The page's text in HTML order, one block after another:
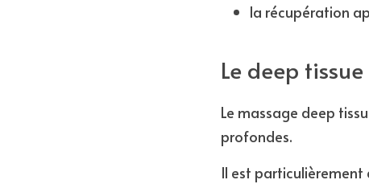
la récupération
Le deep tissue
Le massage deep
profondes.
Il est particulièrement